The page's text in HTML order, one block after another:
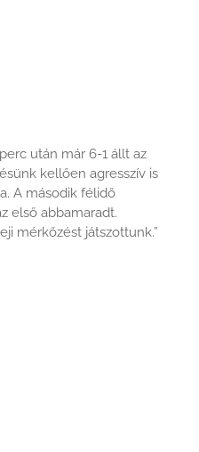
után már 6-1 állt az
kellően agresszív is
A második félidő
első abbamaradt.
mérkőzést játszottunk.”